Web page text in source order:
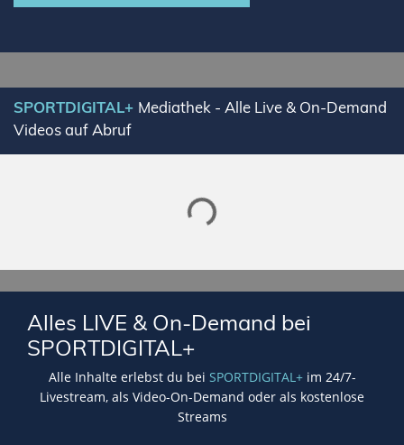
SPORTDIGITAL+ Mediathek - Alle Live & On-Demand
Videos auf Abruf
Lade SPORTDIGITAL+ Mediathek
Alles LIVE & On-Demand bei
SPORTDIGITAL+
Alle Inhalte erlebst du bei SPORTDIGITAL+im 24/7-
Livestream, als Video-On-Demand oder als kostenlose
Streams